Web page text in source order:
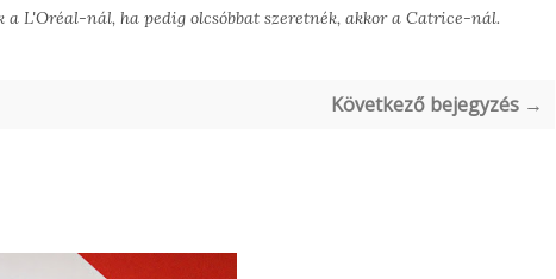
L'Oréal-nál, ha pedig olcsóbbat szeretnék, akkor a Catrice-nál.
Következő bejegyzés →